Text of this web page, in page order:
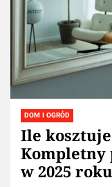
DOM I OGRÓD
Ile
Kompletny
w 2025 roku